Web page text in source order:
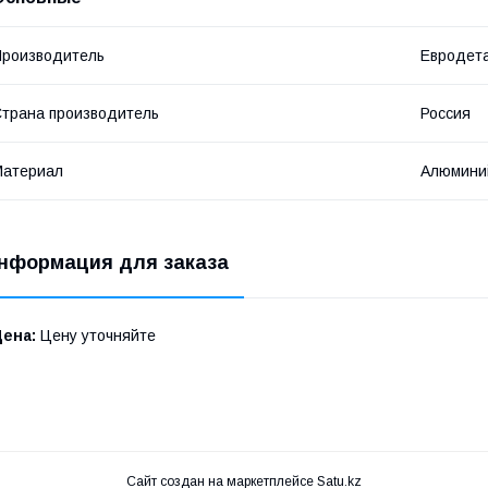
производитель Россия
для заказа
Цену уточняйте
Сайт создан на маркетплейсе Satu.kz